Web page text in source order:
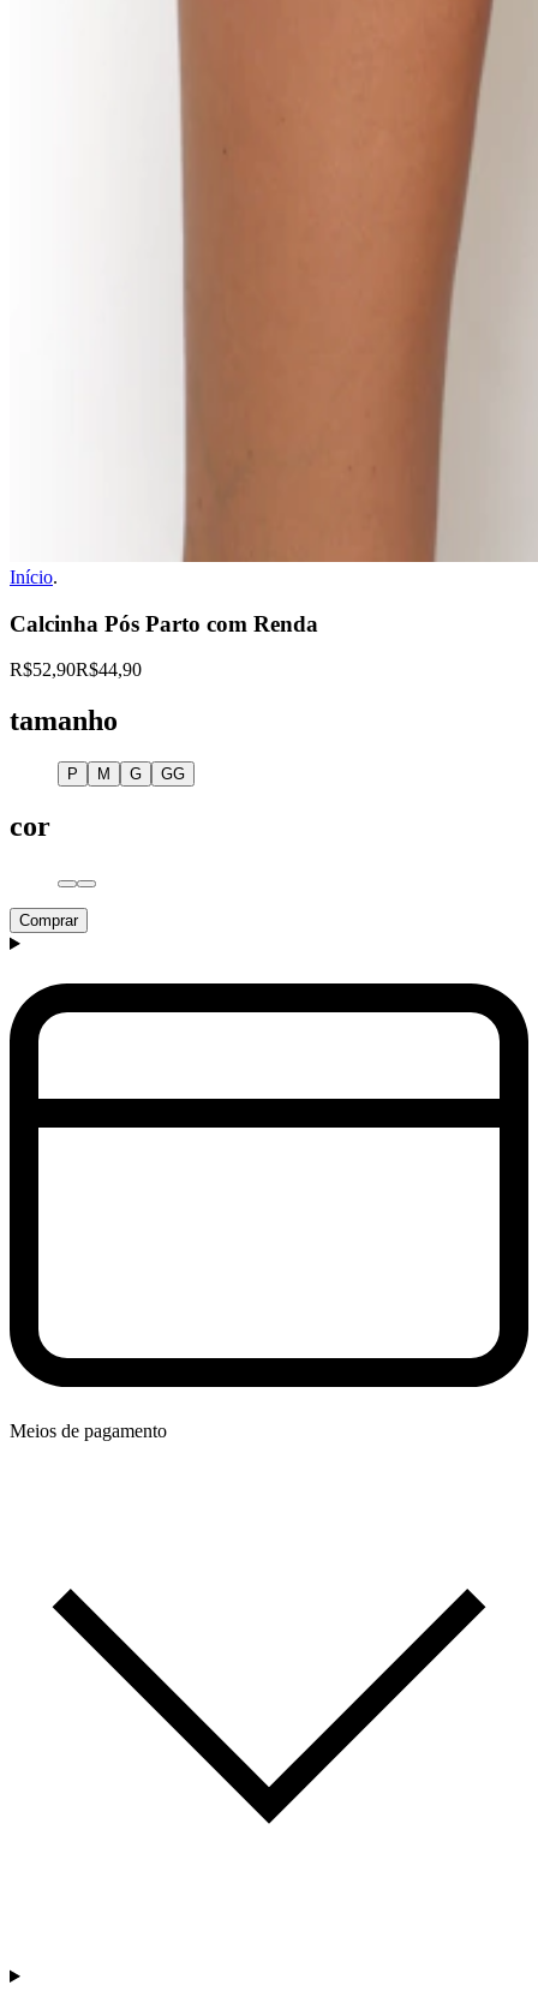
Início.
Calcinha Pós Parto com Renda
R$52,90R$44,90
tamanho
P M G GG
cor
Comprar
Meios de pagamento